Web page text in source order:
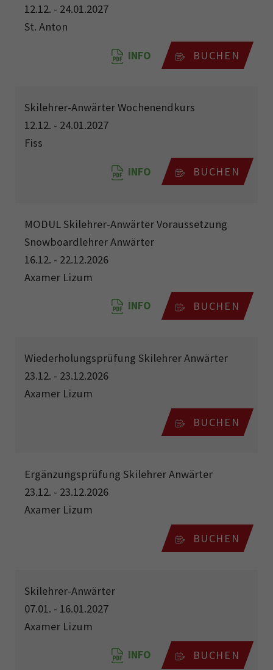
12.12. - 24.01.2027
St. Anton
INFO BUCHEN
Skilehrer-Anwärter Wochenendkurs
12.12. - 24.01.2027
Fiss
INFO BUCHEN
MODUL Skilehrer-Anwärter Voraussetzung
Snowboardlehrer Anwärter
16.12. - 22.12.2026
Axamer Lizum
INFO BUCHEN
Wiederholungsprüfung Skilehrer Anwärter
23.12. - 23.12.2026
Axamer Lizum
BUCHEN
Ergänzungsprüfung Skilehrer Anwärter
23.12. - 23.12.2026
Axamer Lizum
BUCHEN
Skilehrer-Anwärter
07.01. - 16.01.2027
Axamer Lizum
INFO BUCHEN